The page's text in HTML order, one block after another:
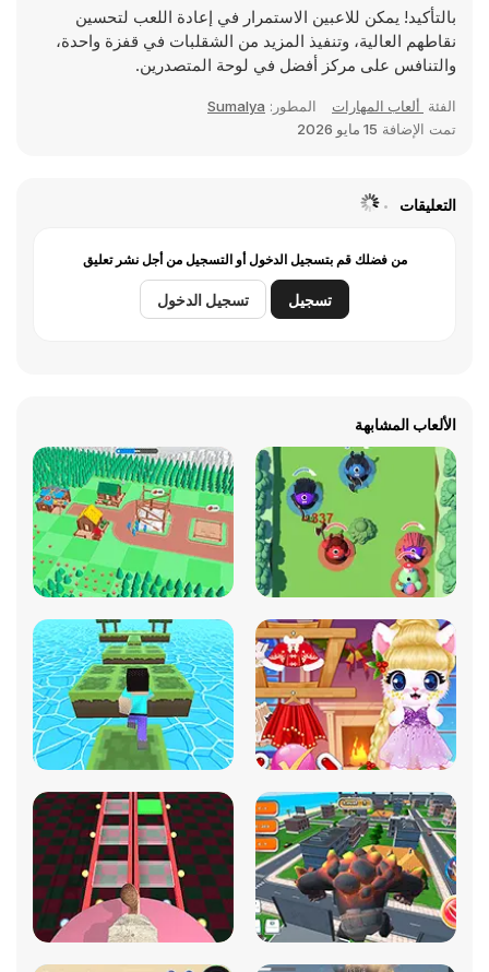
بالتأكيد! يمكن للاعبين الاستمرار في إعادة اللعب لتحسين
نقاطهم العالية، وتنفيذ المزيد من الشقلبات في قفزة واحدة،
والتنافس على مركز أفضل في لوحة المتصدرين.
الفئة ألعاب المهارات المطور: Sumalya
تمت الإضافة 15 مايو 2026
التعليقات
من فضلك قم بتسجيل الدخول أو التسجيل من أجل نشر تعليق
تسجيل تسجيل الدخول
الألعاب المشابهة